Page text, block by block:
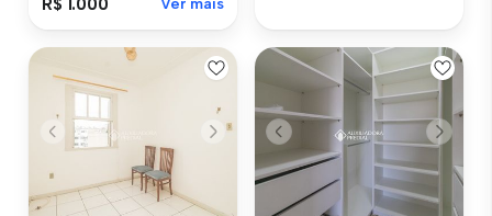
R$ 1.000 Ver mais